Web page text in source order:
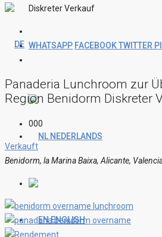
NEDERLANDS
ENGLISH
Diskreter Verkauf
WHATSAPP FACEBOOKTWITTER
Panaderia Lunchroom zur
Region Benidorm Diskreter
000
Verkauft
Benidorm, la Marina Baixa, Alicante,